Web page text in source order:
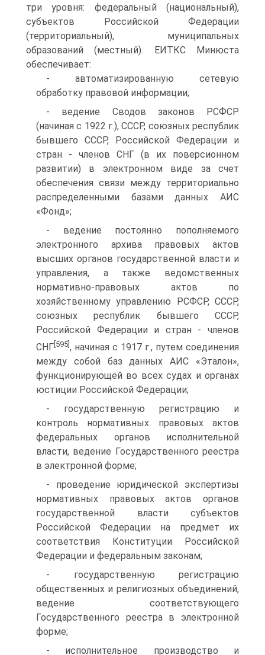
три уровня: федеральный (национальный),
субъектов Российской Федерации
(территориальный), муниципальных
образований (местный). ЕИТКС Минюста
обеспечивает:
- автоматизированную сетевую
обработку правовой информации;
- ведение Сводов законов РСФСР
(начиная с 1922 г.), СССР, союзных республик
бывшего СССР, Российской Федерации и
стран - членов СНГ (в их поверсионном
развитии) в электронном виде за счет
обеспечения связи между территориально
распределенными базами данных АИС
«Фонд»;
- ведение постоянно пополняемого
электронного архива правовых актов
высших органов государственной власти и
управления, а также ведомственных
нормативно-правовых актов по
хозяйственному управлению РСФСР, СССР,
союзных республик бывшего СССР,
Российской Федерации и стран - членов
СНГ [595] , начиная с 1917 г., путем соединения
между собой баз данных АИС «Эталон»,
функционирующей во всех судах и органах
юстиции Российской Федерации;
- государственную регистрацию и
контроль нормативных правовых актов
федеральных органов исполнительной
власти, ведение Государственного реестра
в электронной форме;
- проведение юридической экспертизы
нормативных правовых актов органов
государственной власти субъектов
Российской Федерации на предмет их
соответствия Конституции Российской
Федерации и федеральным законам;
- государственную регистрацию
общественных и религиозных объединений,
ведение соответствующего
Государственного реестра в электронной
форме;
- исполнительное производство и